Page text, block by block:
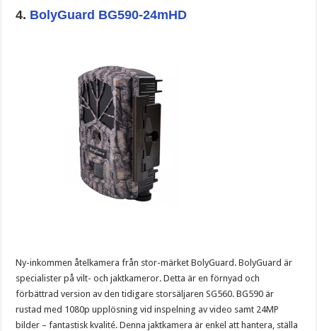
4. BolyGuard BG590-24mHD
Ny-inkommen åtelkamera från stor-märket BolyGuard. BolyGuard är
specialister på vilt- och jaktkameror. Detta är en förnyad och
förbättrad version av den tidigare storsäljaren SG560. BG590 är
rustad med 1080p upplösning vid inspelning av video samt 24MP
bilder – fantastisk kvalité. Denna jaktkamera är enkel att hantera, ställa